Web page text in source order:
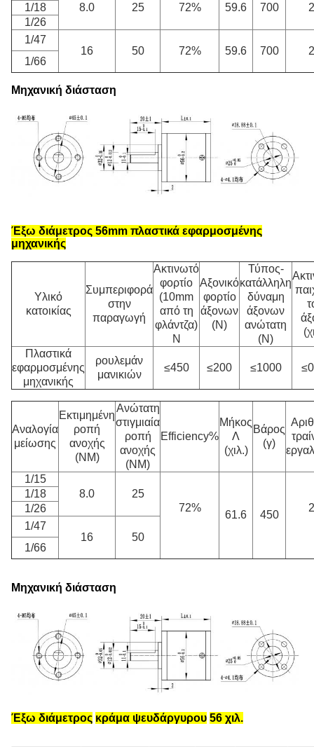
8.0
25 72% 59.6 700 2
1/18
1/26
1/47
16
50 72% 59.6 700
2
1/66
Μηχανική διάσταση
Έξω διάμετρος 56mm πλαστικά εφαρμοσμένης
μηχανικής
Υλικό
κατοικίας
Συμπεριφορά
στην
παραγωγή
Ακτινωτό
φορτίο
(10mm
από τη
φλάντζα)
Ν
Αξονικό
φορτίο
άξονων
(Ν)
Τύπος-
κατάλληλη
δύναμη
άξονων
ανώτατη
(Ν)
Πλαστικά
εφαρμοσμένης
μηχανικής
ρουλεμάν
μανικιών
≤450 ≤200 ≤1000
Αναλογία
μείωσης
Εκτιμημένη
ροπή
ανοχής
(NM)
Ανώτατη
στιγμιαία
ροπή
ανοχής
(NM)
Efficiency%
Μήκος
Λ
(χιλ.)
Βάρος
(γ)
1/15
8.0
25
72%
61.6 450
2
1/18
1/26
1/47
16
50
1/66
Μηχανική διάσταση
Έξω διάμετρος κράμα ψευδάργυρου 56 χιλ.